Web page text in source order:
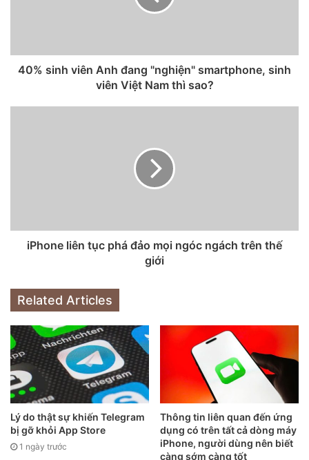
truyền nguồn điện và dữ liệu tới thiết bị”.
Nó cũng có thể truyền dữ liệu, vì vậy hoàn toàn có khả
Apple rõ ràng có ý định muốn loại bỏ kết nối Lightning khỏi
những chiếc iPhone. Nhưng Apple sẽ không chuyển sang
sử dụng kết nối USB-C như iPad Pro, mà có thể sẽ chuyển
hẳn sang một công nghệ tiên tiến hơn.
40% sinh viên Anh đang "nghiện" smartphone, sinh
viên Việt Nam thì sao?
iPhone liên tục phá đảo mọi ngóc ngách trên thế
giới
Related Articles
Lý do thật sự khiến Telegram
bị gỡ khỏi App Store
1 ngày trước
Thông tin liên quan đến ứng
dụng có trên tất cả dòng máy
iPhone, người dùng nên biết
càng sớm càng tốt